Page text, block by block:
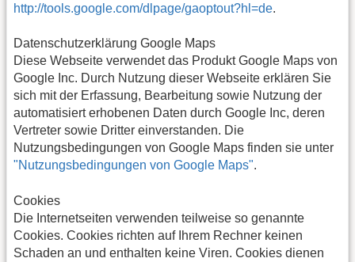
http://tools.google.com/dlpage/gaoptout?hl=de.
Datenschutzerklärung Google Maps
Diese Webseite verwendet das Produkt Google Maps von
Google Inc. Durch Nutzung dieser Webseite erklären Sie
sich mit der Erfassung, Bearbeitung sowie Nutzung der
automatisiert erhobenen Daten durch Google Inc, deren
Vertreter sowie Dritter einverstanden. Die
Nutzungsbedingungen von Google Maps finden sie unter
"Nutzungsbedingungen von Google Maps".
Cookies
Die Internetseiten verwenden teilweise so genannte
Cookies. Cookies richten auf Ihrem Rechner keinen
Schaden an und enthalten keine Viren. Cookies dienen